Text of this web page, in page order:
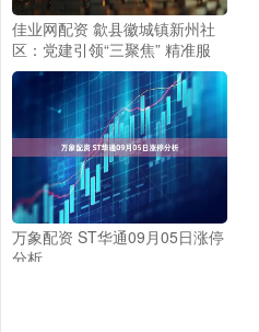
佳业网配资 歙县徽城镇新州社
区：党建引领“三聚焦” 精准服
务“老弱小”_大皖新闻 | 安徽网
万象配资 ST华通09月05日涨停
分析